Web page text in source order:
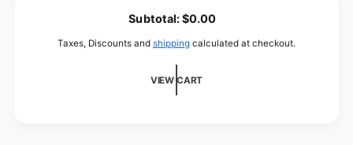
Subtotal:$0.00
Taxes, Discounts and shipping calculated at checkout.
VIEW CART